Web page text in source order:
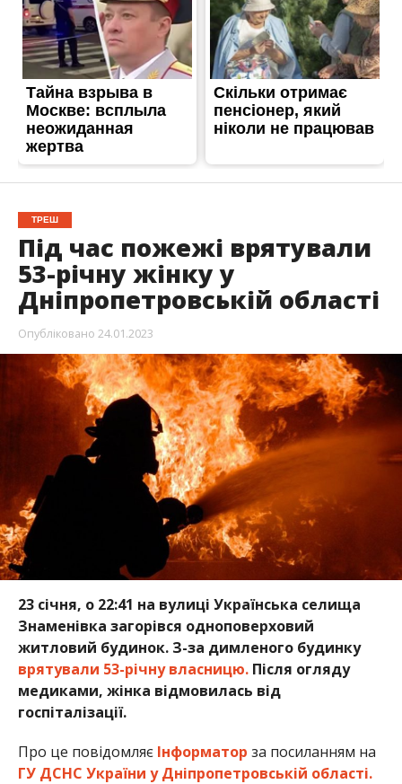
ТРЕШ
Під час пожежі врятували
53-річну жінку у
Дніпропетровській області
Опубліковано 24.01.2023
23 січня, о 22:41 на вулиці Українська селища
Знаменівка загорівся одноповерховий
житловий будинок. З-за димленого будинку
врятували 53-річну власницю.Після огляду
медиками, жінка відмовилась від
госпіталізації.
Про це повідомляє Інформатор за посиланням на
ГУ ДСНС України у Дніпропетровській області.